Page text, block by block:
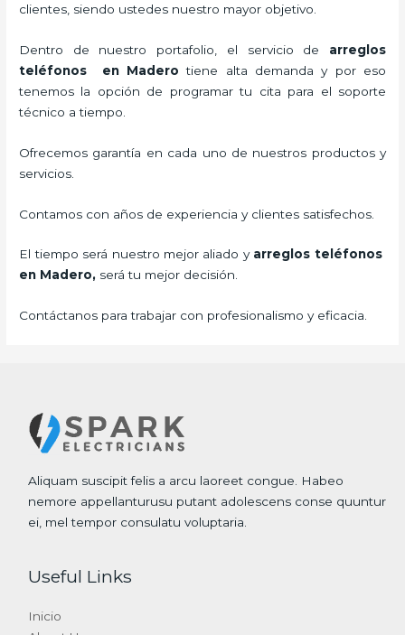
clientes, siendo ustedes nuestro mayor objetivo.
Dentro de nuestro portafolio, el servicio de arreglos
teléfonos en Madero tiene alta demanda y por eso
tenemos la opción de programar tu cita para el soporte
técnico a tiempo.
Ofrecemos garantía en cada uno de nuestros productos y
servicios.
Contamos con años de experiencia y clientes satisfechos.
El tiempo será nuestro mejor aliado y arreglos teléfonos
en Madero, será tu mejor decisión.
Contáctanos para trabajar con profesionalismo y eficacia.
Aliquam suscipit felis a arcu laoreet congue. Habeo
nemore appellanturusu putant adolescens conse quuntur
ei, mel tempor consulatu voluptaria.
Useful Links
Inicio